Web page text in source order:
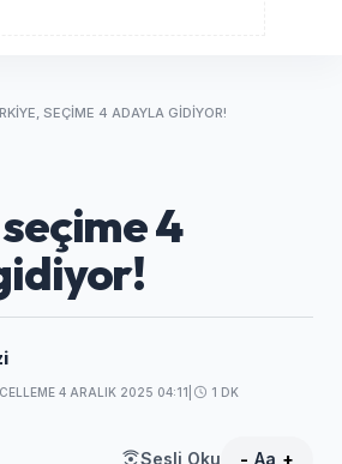
SEÇIME 4 ADAYLA GIDIYOR!
4
4 ARALIK 2025 04:11 1 DK
Sesli Oku - Aa +